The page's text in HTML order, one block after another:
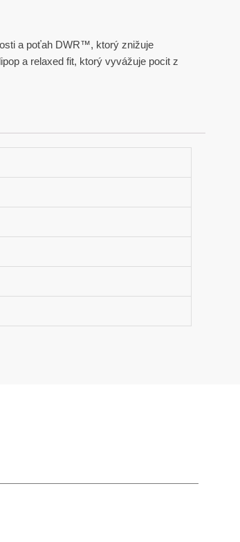
a poťah DWR™, ktorý znižuje
a relaxed fit, ktorý vyvážuje pocit z